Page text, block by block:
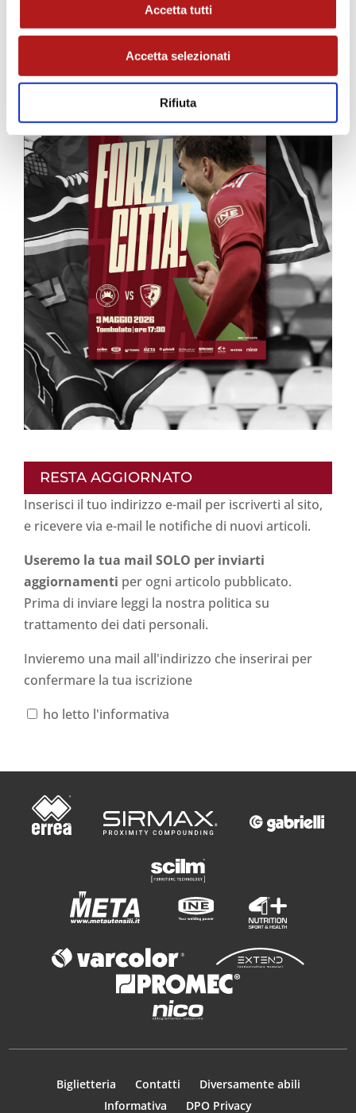
Accetta tutti
Accetta selezionati
Rifiuta
MATCH PROGRAM
RESTA AGGIORNATO
Inserisci il tuo indirizzo e-mail per iscriverti al sito,
e ricevere via e-mail le notifiche di nuovi articoli.
Useremo la tua mail SOLO per inviarti
aggiornamenti per ogni articolo pubblicato.
Prima di inviare leggi la nostra politica su
trattamento dei dati personali.
Invieremo una mail all'indirizzo che inserirai per
confermare la tua iscrizione
ho letto l'informativa
Biglietteria Contatti
Diversamente abili
Informativa
DPO Privacy